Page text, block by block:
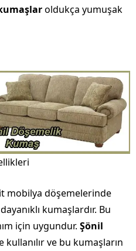
oldukça yumuşak
mobilya döşemelerinde
kumaşlardır. Bu
için uygundur. Şönil
ve bu kumaşların